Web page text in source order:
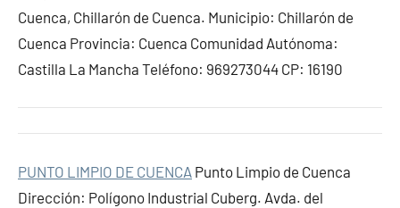
Cuenca, Chillarón de Cuenca. Municipio: Chillarón de
Cuenca Provincia: Cuenca Comunidad Autónoma:
Castilla La Mancha Teléfono: 969273044 CP: 16190
PUNTO LIMPIO DE CUENCA Punto Limpio de Cuenca
Dirección: Polígono Industrial Cuberg. Avda. del